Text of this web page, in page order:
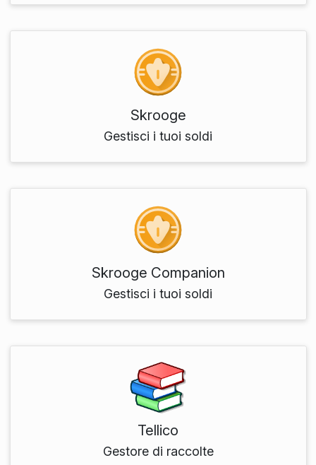
Skrooge
Gestisci i tuoi soldi
Skrooge Companion
Gestisci i tuoi soldi
Tellico
Gestore di raccolte